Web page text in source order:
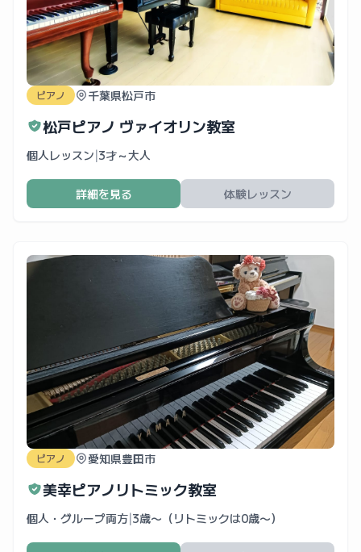
ピアノ 千葉県松戸市
松戸ピアノ ヴァイオリン教室
個人レッスン|3才～大人
詳細を見る 体験レッスン
ピアノ 愛知県豊田市
美幸ピアノリトミック教室
個人・グループ両方|3歳〜（リトミックは0歳〜）